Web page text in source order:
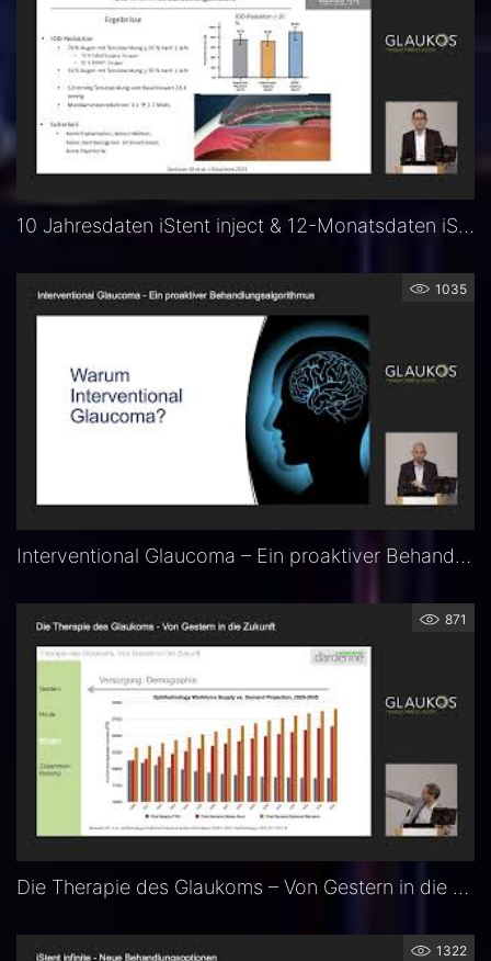
10 Jahresdaten iStent inject & 12-Monatsdaten iStent infinite - Prof. Dr. Fritz Hengerer
1035
Interventional Glaucoma – Ein proaktiver Behandlungsalgorithmus – Priv.-Doz. Dr. Karl Mercieca
871
Die Therapie des Glaukoms – Von Gestern in die Zukunft – Prof. Dr. med. Alireza Mirshahi
1322